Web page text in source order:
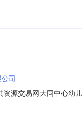
司
源交易网大同中心
工程有限公司，报价